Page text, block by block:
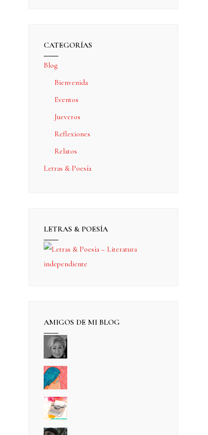
CATEGORÍAS
Blog
Bienvenida
Eventos
Jueveros
Reflexiones
Relatos
Letras & Poesía
LETRAS & POESÍA
AMIGOS DE MI BLOG